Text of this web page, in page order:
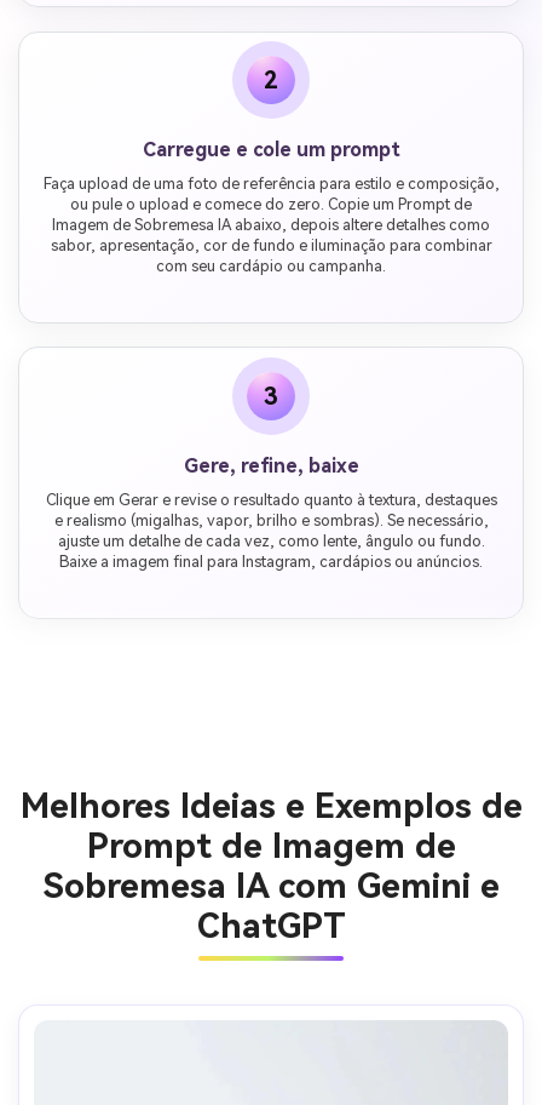
2
Carregue e cole um prompt
Faça upload de uma foto de referência para estilo e composição,
ou pule o upload e comece do zero. Copie um Prompt de
Imagem de Sobremesa IA abaixo, depois altere detalhes como
sabor, apresentação, cor de fundo e iluminação para combinar
com seu cardápio ou campanha.
3
Gere, refine, baixe
Clique em Gerar e revise o resultado quanto à textura, destaques
e realismo (migalhas, vapor, brilho e sombras). Se necessário,
ajuste um detalhe de cada vez, como lente, ângulo ou fundo.
Baixe a imagem final para Instagram, cardápios ou anúncios.
Melhores Ideias e Exemplos de
Prompt de Imagem de
Sobremesa IA com Gemini e
ChatGPT